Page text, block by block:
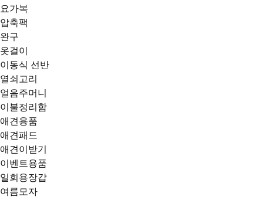
요가복
압축팩
완구
옷걸이
이동식 선반
열쇠고리
얼음주머니
이불정리함
애견용품
애견패드
애견이받기
이벤트용품
일회용장갑
여름모자